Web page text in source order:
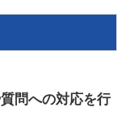
問への対応を行